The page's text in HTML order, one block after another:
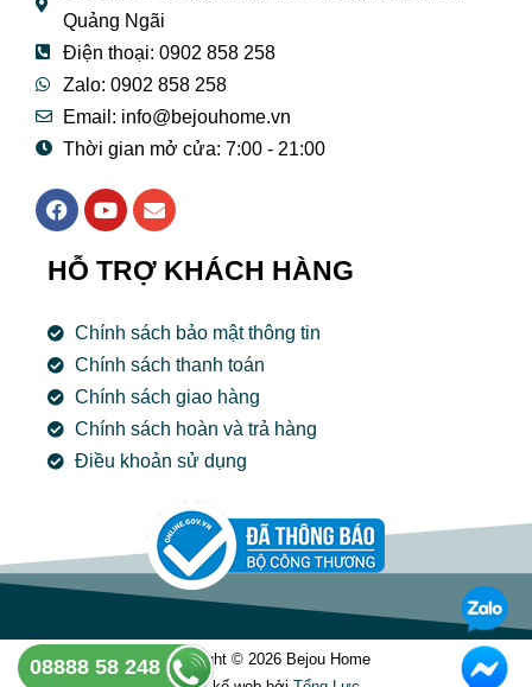
Quảng Ngãi
Điện thoại: 0902 858 258
Zalo: 0902 858 258
Email: info@bejouhome.vn
Thời gian mở cửa: 7:00 - 21:00
F
a
e
b
o
k
Y
o
t
u
e
E
n
e
l
p
e
HỖ TRỢ KHÁCH HÀNG
Chính sách bảo mật thông tin
Chính sách thanh toán
Chính sách giao hàng
Chính sách hoàn và trả hàng
Điều khoản sử dụng
Copyright © 2026 Bejou Home
08888 58 248